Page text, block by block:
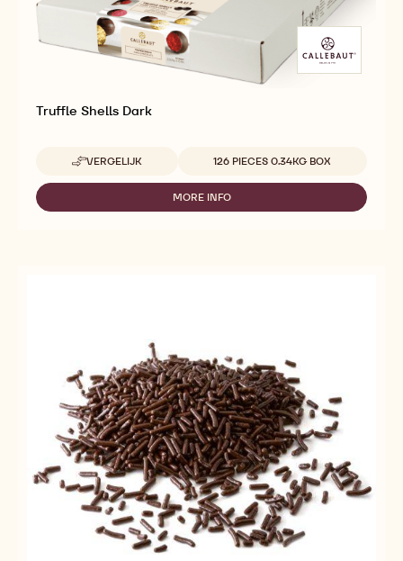
Truffle Shells Dark
VERGELIJK
-
TRUFFLE
DARK
Beschikbare maten
126 PIECES 0.34KG BOX
MORE INFO
-